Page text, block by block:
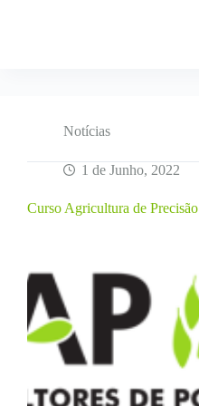
Notícias
1 de Junho, 2022
Curso Agricultura de Precisão